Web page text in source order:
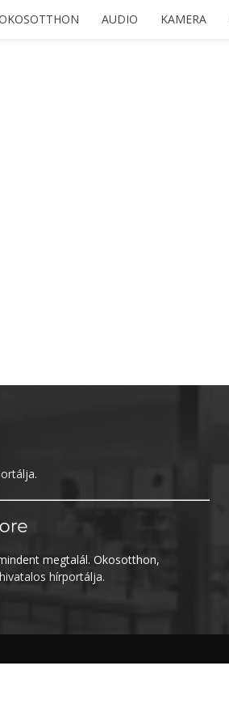
AUDIO KAMERA
megtalál. Okosotthon,
hivatalos hírportálja.